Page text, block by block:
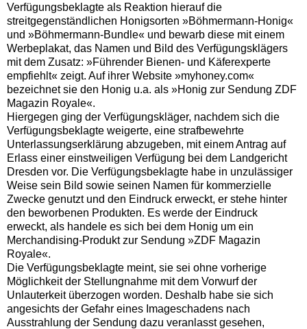
Verfügungsbeklagte als Reaktion hierauf die
streitgegenständlichen Honigsorten »Böhmermann-Honig«
und »Böhmermann-Bundle« und bewarb diese mit einem
Werbeplakat, das Namen und Bild des Verfügungsklägers
mit dem Zusatz: »Führender Bienen- und Käferexperte
empfiehlt« zeigt. Auf ihrer Website »myhoney.com«
bezeichnet sie den Honig u.a. als »Honig zur Sendung ZDF
Magazin Royale«.
Hiergegen ging der Verfügungskläger, nachdem sich die
Verfügungsbeklagte weigerte, eine strafbewehrte
Unterlassungserklärung abzugeben, mit einem Antrag auf
Erlass einer einstweiligen Verfügung bei dem Landgericht
Dresden vor. Die Verfügungsbeklagte habe in unzulässiger
Weise sein Bild sowie seinen Namen für kommerzielle
Zwecke genutzt und den Eindruck erweckt, er stehe hinter
den beworbenen Produkten. Es werde der Eindruck
erweckt, als handele es sich bei dem Honig um ein
Merchandising-Produkt zur Sendung »ZDF Magazin
Royale«.
Die Verfügungsbeklagte meint, sie sei ohne vorherige
Möglichkeit der Stellungnahme mit dem Vorwurf der
Unlauterkeit überzogen worden. Deshalb habe sie sich
angesichts der Gefahr eines Imageschadens nach
Ausstrahlung der Sendung dazu veranlasst gesehen,